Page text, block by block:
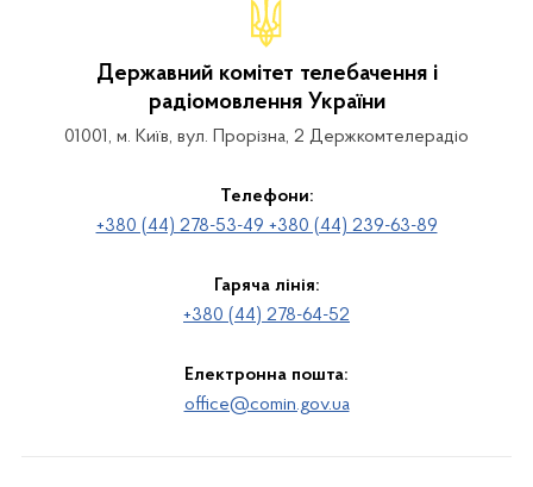
Державний комітет телебачення і
радіомовлення України
01001, м. Київ, вул. Прорізна, 2 Держкомтелерадіо
Телефони:
+380 (44) 278-53-49 +380 (44) 239-63-89
Гаряча лінія:
+380 (44) 278-64-52
Електронна пошта:
office@comin.gov.ua